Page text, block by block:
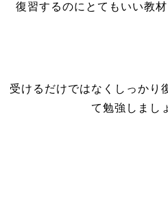
復習するのにとてもいい教
受けるだけではなくしっかり
て勉強しまし